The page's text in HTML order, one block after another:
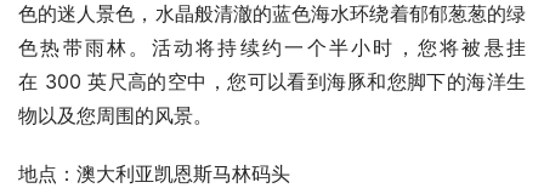
色的迷人景色，水晶般清澈的蓝色海水环绕着郁郁葱葱的绿
色热带雨林。活动将持续约一个半小时，您将被悬挂
在 300 英尺高的空中，您可以看到海豚和您脚下的海洋生
物以及您周围的风景。
地点：澳大利亚凯恩斯马林码头